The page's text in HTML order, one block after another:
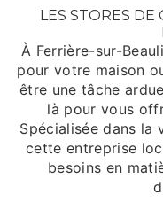
LES STORES DE
À Ferrière-sur-
pour votre maison
être une tâche
là pour vous
Spécialisée dans la
cette entreprise
besoins en